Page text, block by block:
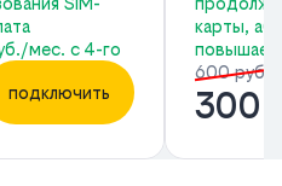
мес. с 4-го
подключить
карты,
600 руб/
300